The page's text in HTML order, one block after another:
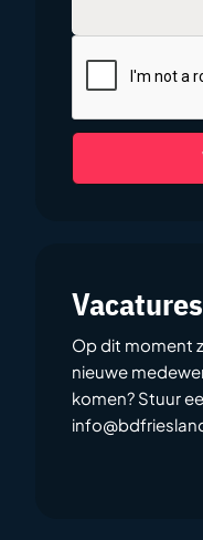
Vacatures
Op dit moment
nieuwe
komen? Stuur